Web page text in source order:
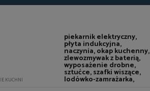
KUCHNI
piekarnik elektryczny,
płyta indukcyjna,
naczynia, okap kuchenny,
zlewozmywak z baterią,
wyposażenie drobne,
sztućce, szafki wiszące,
lodówko-zamrażarka,